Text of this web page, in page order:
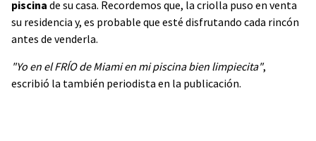
piscina de su casa. Recordemos que, la criolla puso en venta
su residencia y, es probable que esté disfrutando cada rincón
antes de venderla.
"Yo en el FRÍO de Miami en mi piscina bien limpiecita",
escribió la también periodista en la publicación.